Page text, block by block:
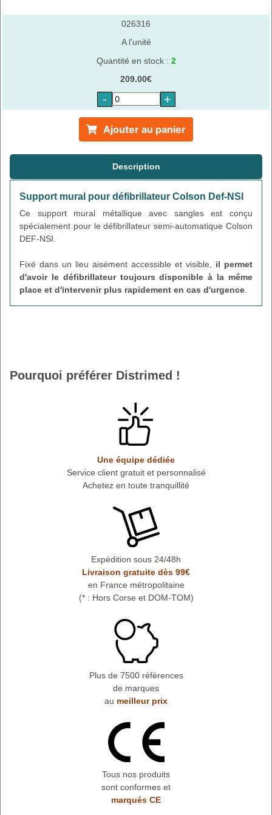
026316
A l'unité
Quantité en stock : 2
209.00€
- +
Ajouter au panier
Description
Support mural pour défibrillateur Colson Def-NSI
Ce support mural métallique avec sangles est conçu
spécialement pour le défibrillateur semi-automatique Colson
DEF-NSI.
Fixé dans un lieu aisément accessible et visible, il permet
d'avoir le défibrillateur toujours disponible à la même
place et d'intervenir plus rapidement en cas d'urgence
Pourquoi préférer Distrimed !
Une équipe dédiée
Service client gratuit et personnalisé
Achetez en toute tranquillité
Expédition sous 24/48h
Livraison gratuite dès 99€
en France métropolitaine
(* : Hors Corse et DOM-TOM)
Plus de 7500 références
de marques
au meilleur prix
Tous nos produits
sont conformes et
marqués CE